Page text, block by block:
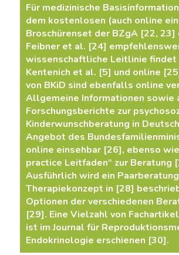
Für medizinische
dem kostenlosen (auch online
Broschürenset der BZgA [22, 23]
Feibner et al. [24]
wissenschaftliche Leitlinie findet
Kentenich et al. [5] und online
von BKiD sind ebenfalls online
Allgemeine Informationen sowie
Forschungsberichte zur
Kinderwunschberatung in
Angebot des
online einsehbar [26], ebenso
practice Leitfaden“ zur Beratung
Ausführlich wird ein
Therapiekonzept in [28]
Optionen der verschiedenen
[29]. Eine Vielzahl von
ist im Journal für
Endokrinologie erschienen [30].